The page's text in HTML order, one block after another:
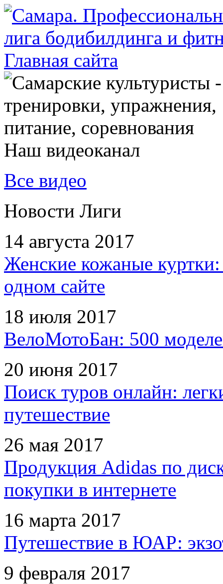
Наш видеоканал
Все видео
Новости Лиги
14 августа 2017
Женские кожаные
одном сайте
18 июля 2017
ВелоМотоБан: 500
20 июня 2017
Поиск туров онлайн:
путешествие
26 мая 2017
Продукция Adidas по
покупки в интернете
16 марта 2017
Путешествие в ЮАР:
9 февраля 2017